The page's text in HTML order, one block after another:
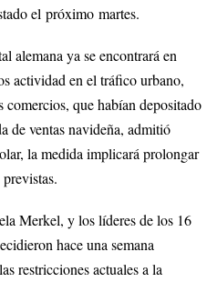
el próximo martes.
alemana ya se encontrará en
actividad en el tráfico urbano,
comercios, que habían depositado
de ventas navideña, admitió
la medida implicará prolongar
Merkel, y los líderes de los 16
hace una semana
restricciones actuales a la